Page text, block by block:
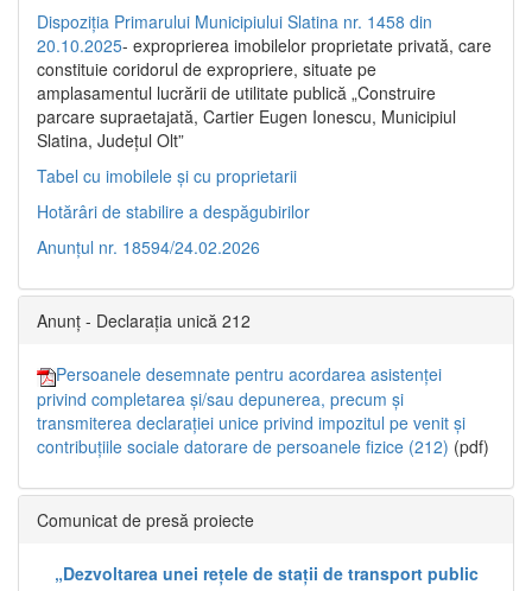
Dispoziția Primarului Municipiului Slatina nr. 1458 din
20.10.2025- exproprierea imobilelor proprietate privată, care
constituie coridorul de expropriere, situate pe
amplasamentul lucrării de utilitate publică „Construire
parcare supraetajată, Cartier Eugen Ionescu, Municipiul
Slatina, Județul Olt”
Tabel cu imobilele și cu proprietarii
Hotărâri de stabilire a despăgubirilor
Anunțul nr. 18594/24.02.2026
Anunț - Declarația unică 212
Persoanele desemnate pentru acordarea asistenței
privind completarea și/sau depunerea, precum și
transmiterea declarației unice privind impozitul pe venit și
contribuțiile sociale datorare de persoanele fizice (212) (pdf)
Comunicat de presă proiecte
„Dezvoltarea unei rețele de stații de transport public